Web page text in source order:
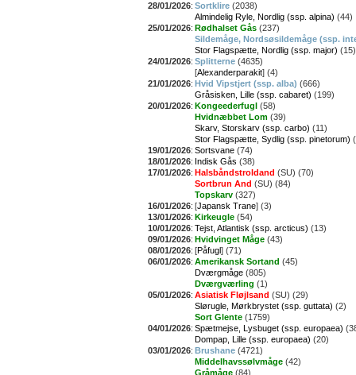
28/01/2026: Sortklire (2038)
Almindelig Ryle, Nordlig (ssp. alpina) (44)
25/01/2026: Rødhalset Gås (237)
Sildemåge, Nordsøsildemåge (ssp.
Stor Flagspætte, Nordlig (ssp. major) (15)
24/01/2026: Splitterne (4635)
[Alexanderparakit] (4)
21/01/2026: Hvid Vipstjert (ssp. alba) (666)
Gråsisken, Lille (ssp. cabaret) (199)
20/01/2026: Kongeederfugl (58)
Hvidnæbbet Lom (39)
Skarv, Storskarv (ssp. carbo) (11)
Stor Flagspætte, Sydlig (ssp. pinetorum)
19/01/2026: Sortsvane (74)
18/01/2026: Indisk Gås (38)
17/01/2026: Halsbåndstroldand (SU) (70)
Sortbrun And (SU) (84)
Topskarv (327)
16/01/2026: [Japansk Trane] (3)
13/01/2026: Kirkeugle (54)
10/01/2026: Tejst, Atlantisk (ssp. arcticus) (13)
09/01/2026: Hvidvinget Måge (43)
08/01/2026: [Påfugl] (71)
06/01/2026: Amerikansk Sortand (45)
Dværgmåge (805)
Dværgværling (1)
05/01/2026: Asiatisk Fløjlsand (SU) (29)
Slørugle, Mørkbrystet (ssp. guttata) (2)
Sort Glente (1759)
04/01/2026: Spætmejse, Lysbuget (ssp. europaea)
Dompap, Lille (ssp. europaea) (20)
03/01/2026: Brushane (4721)
Middelhavssølvmåge (42)
Gråmåge (84)